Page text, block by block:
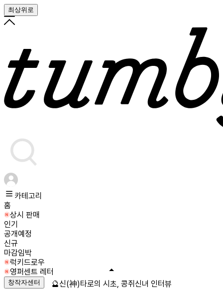
최상위로
카테고리
홈
상시 판매
인기
공개예정
신규
마감임박
럭키드로우
영퍼센트 레터
창작자센터 🔮신(神)타로의 시초, 콩쥐신녀 인터뷰